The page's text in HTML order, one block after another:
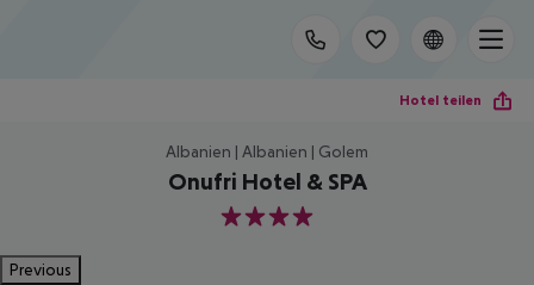
Hotel teilen
Albanien | Albanien | Golem
Onufri Hotel & SPA
4
Previous